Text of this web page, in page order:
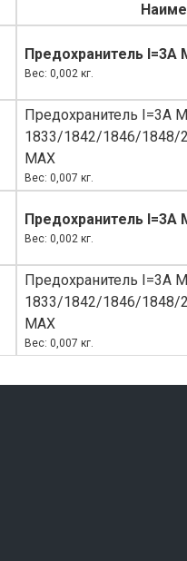
Предохранитель I=3A
Вес: 0,002 кг.
Предохранитель I=3A
1833/1842/1846/1848/
MAX
Вес: 0,007 кг.
Предохранитель I=3A
Вес: 0,002 кг.
Предохранитель I=3A
1833/1842/1846/1848/
MAX
Вес: 0,007 кг.